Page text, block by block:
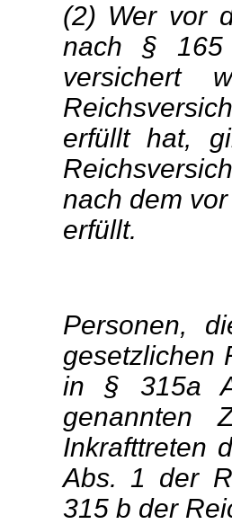
(2) Wer vor
nach § 165
erfüllt hat,
nach dem
erfüllt.
Personen,
gesetzlichen
in § 315a
genannten
Inkrafttreten
Abs. 1 der
315 b der